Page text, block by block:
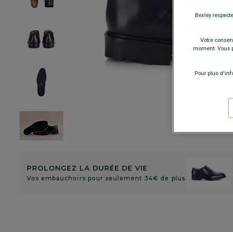
PROLONGEZ LA DURÉE DE VIE
Vos embauchoirs pour seulement 34€ de plus
Bexley
Votre
moment. Vous
Pour plus